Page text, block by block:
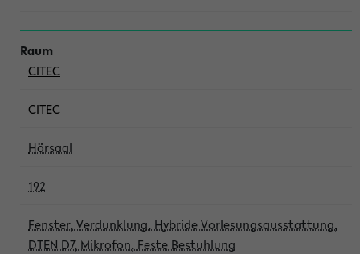
CITEC
CITEC
Hörsaal
192
Fenster, Verdunklung, Hybride Vorlesungsausstattung,
DTEN D7, Mikrofon, Feste Bestuhlung